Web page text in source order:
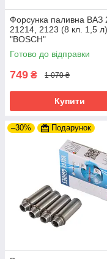
Форсунка паливна ВАЗ
21214, 2123 (8 кл. 1,5 л)
"BOSCH"
Готово до відправки
749 ₴ 1 070 ₴
Купити
–30% Подарунок